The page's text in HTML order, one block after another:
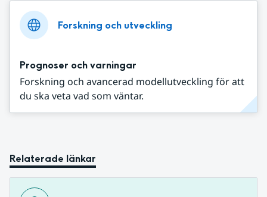
Forskning och utveckling
Prognoser och varningar
Forskning och avancerad modellutveckling för att
du ska veta vad som väntar.
Relaterade länkar